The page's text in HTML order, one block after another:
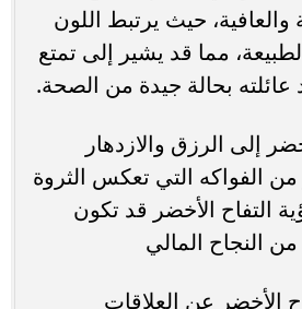
حيث يرتبط اللون
مما قد يشير إلى تمتع
عائلته بحالة جيدة من الصحة.
إلى الرزق والازدهار
من الفواكه التي تعكس الثروة
التفاح الأخضر قد تكون
النجاح المالي
الأخضر عن العلاقات